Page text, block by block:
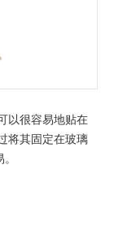
以很容易地贴在
将其固定在玻璃